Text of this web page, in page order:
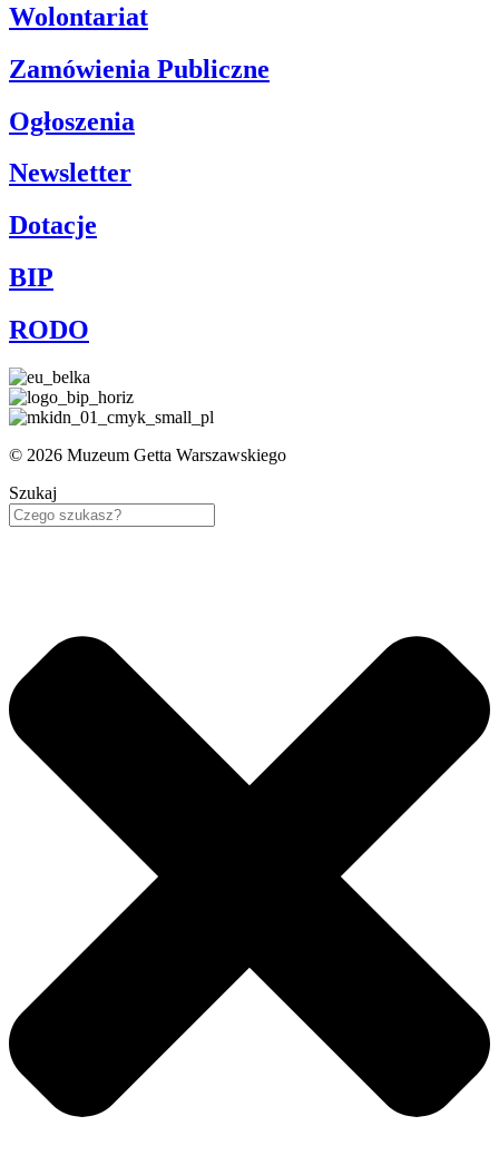
Wolontariat
Zamówienia Publiczne
Ogłoszenia
Newsletter
Dotacje
BIP
RODO
© 2026 Muzeum Getta Warszawskiego
Szukaj